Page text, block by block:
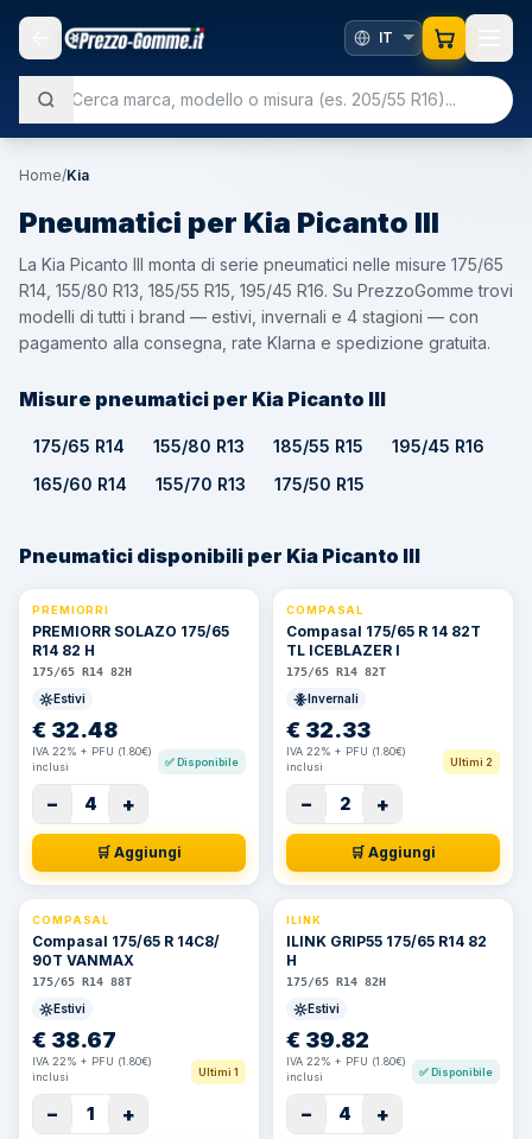
Home/Kia
Pneumatici per Kia Picanto III
La Kia Picanto III monta di serie pneumatici nelle misure 175/65
R14, 155/80 R13, 185/55 R15, 195/45 R16. Su PrezzoGomme trovi
modelli di tutti i brand — estivi, invernali e 4 stagioni — con
pagamento alla consegna, rate Klarna e spedizione gratuita.
Misure pneumatici per Kia Picanto III
175/65 R14 155/80 R13 185/55 R15
195/45 R16
165/60 R14
155/70 R13 175/50 R15
Pneumatici disponibili per Kia Picanto III
PREMIORRI
PREMIORR SOLAZO 175/65
R14 82 H
175/65 R14 82H
Estivi
€ 32.48
IVA 22% + PFU (1.80€)
inclusi
✅Disponibile
− 4 +
🛒 Aggiungi
COMPASAL
Compasal 175/65 R 14 82T
TL ICEBLAZER I
175/65 R14 82T
Invernali
€ 32.33
IVA 22% + PFU (1.80€)
inclusi
Ultimi 2
− 2 +
🛒 Aggiungi
COMPASAL
Compasal 175/65 R 14C8/
90T VANMAX
175/65 R14 88T
Estivi
€ 38.67
IVA 22% + PFU (1.80€)
inclusi
Ultimi 1
− 1 +
ILINK
ILINK GRIP55 175/65 R14 82
H
175/65 R14 82H
Estivi
€ 39.82
IVA 22% + PFU (1.80€)
inclusi
✅Disponibile
− 4 +